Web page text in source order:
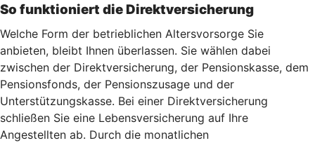
So funktioniert die Direktversicherung
Welche Form der betrieblichen Altersvorsorge Sie
anbieten, bleibt Ihnen überlassen. Sie wählen dabei
zwischen der Direktversicherung, der Pensionskasse, dem
Pensionsfonds, der Pensionszusage und der
Unterstützungskasse. Bei einer Direktversicherung
schließen Sie eine Lebensversicherung auf Ihre
Angestellten ab. Durch die monatlichen